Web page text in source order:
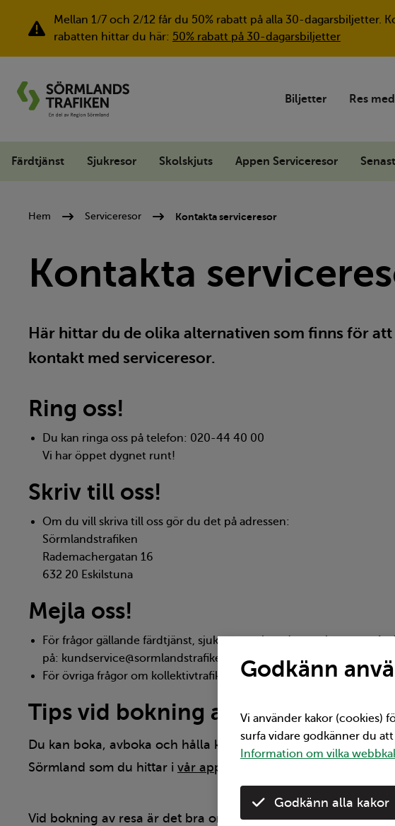
Viktig information
Mellan 1/7 och 2/12 får du 50% rabatt på alla 30-
rabatten hittar du här: 50% rabatt på 30-dagarsbiljetter
Biljetter Res
Färdtjänst Sjukresor Skolskjuts Appen Serviceresor
Hem Serviceresor Kontakta serviceresor
Kontakta
Här hittar du de olika alternativen som finns för
kontakt med serviceresor.
Ring oss!
Du kan ringa oss på telefon: 020-44 40 00
Vi har öppet dygnet runt!
Skriv till oss!
Om du vill skriva till oss gör du det på adressen:
Sörmlandstrafiken
Rademachergatan 16
632 20 Eskilstuna
Mejla oss!
För frågor gällande färdtjänst, sjukresor och andra serviceresor går
på: kundservice@sormlandstrafiken.se
För övriga frågor om kollektivtrafiken:
Tips vid bokning av resa!
Du kan boka, avboka och hålla koll på dina resor via det
Sörmland som du hittar i vår app!
Vid bokning av resa är det bra om du har förberett dig
Godkänn
Vi använder kakor (cookies)
surfa vidare godkänner du
Information om vilka
Godkänn alla kakor